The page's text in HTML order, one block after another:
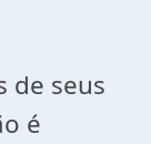
seus
é